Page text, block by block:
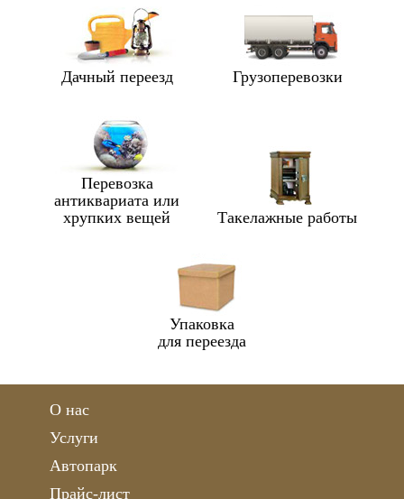
Дачный переезд Грузоперевозки
Перевозка
антиквариата или
хрупких вещей
Такелажные работы
Упаковка
для переезда
О нас
Услуги
Автопарк
Прайс-лист